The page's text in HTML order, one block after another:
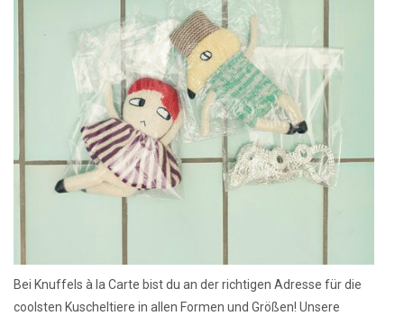
Bei Knuffels à la Carte bist du an der richtigen Adresse für die
coolsten Kuscheltiere in allen Formen und Größen! Unsere